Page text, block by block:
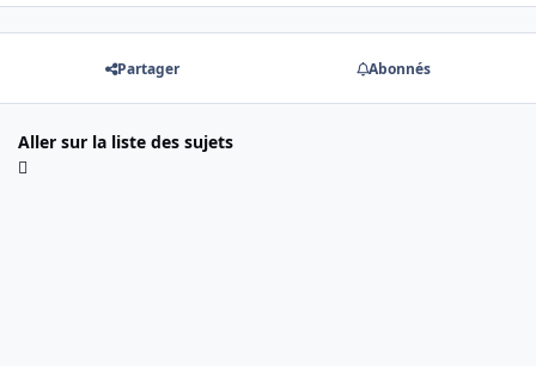
Partager Abonnés
Aller sur la liste des sujets